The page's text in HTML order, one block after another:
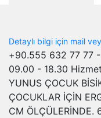
Detaylı bilgi için mail
+90.555 632 77 77
09.00 - 18.30
YUNUS ÇOCUK
ÇOCUKLAR İÇİN
CM ÖLÇÜLERİNDE.